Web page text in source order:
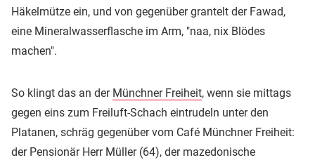
Häkelmütze ein, und von gegenüber grantelt der Fawad,
eine Mineralwasserflasche im Arm, "naa, nix Blödes
machen".
So klingt das an der Münchner Freiheit, wenn sie mittags
gegen eins zum Freiluft-Schach eintrudeln unter den
Platanen, schräg gegenüber vom Café Münchner Freiheit:
der Pensionär Herr Müller (64), der mazedonische